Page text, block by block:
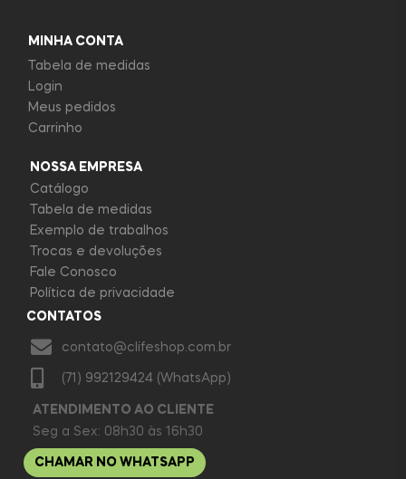
MINHA CONTA
Tabela de medidas
Login
Meus pedidos
Carrinho
NOSSA EMPRESA
Catálogo
Tabela de medidas
Exemplo de trabalhos
Trocas e devoluções
Fale Conosco
Política de privacidade
CONTATOS
contato@clifeshop.com.br
(71) 992129424 (WhatsApp)
ATENDIMENTO AO CLIENTE
Seg a Sex: 08h30 às 16h30
CHAMAR NO WHATSAPP